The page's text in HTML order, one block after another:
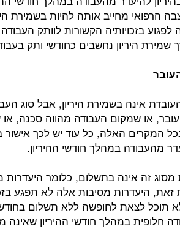
הרפואי מחייב אותה להיות בשמירת
לפגוע בזכויותיה הקשורות לוותק
שמירת היריון נחשבים כחודשי ותק
אינה בשמירת היריון, אבל סוג
או שמקום העבודה מהווה סכנה, או
המקרים האלה, כל עוד יש לכך
מהעבודה במהלך חודשי ההיריון.
מסוג זה אינה בתשלום, כלומר
זאת, היעדרות מסיבות אלה לא תפגע
תוכל לצאת לחופשה ללא תשלום
חלופית במהלך חודשי ההיריון